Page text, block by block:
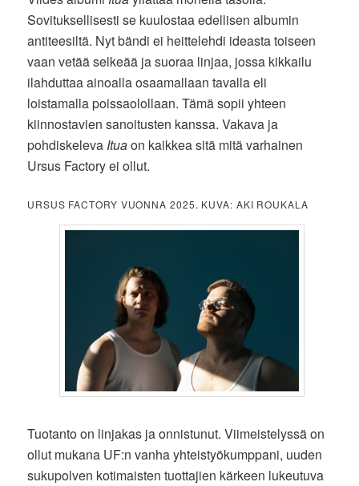
Sovituksellisesti se kuulostaa edellisen albumin
antiteesiltä. Nyt bändi ei heittelehdi ideasta toiseen
vaan vetää selkeää ja suoraa linjaa, jossa kikkailu
ilahduttaa ainoalla osaamallaan tavalla eli
loistamalla poissaolollaan. Tämä sopii yhteen
kiinnostavien sanoitusten kanssa. Vakava ja
pohdiskeleva Ituaon kaikkea sitä mitä varhainen
Ursus Factory ei ollut.
URSUS FACTORY VUONNA 2025. KUVA: AKI ROUKALA
Tuotanto on linjakas ja onnistunut. Viimeistelyssä on
ollut mukana UF:n vanha yhteistyökumppani, uuden
sukupolven kotimaisten tuottajien kärkeen lukeutuva